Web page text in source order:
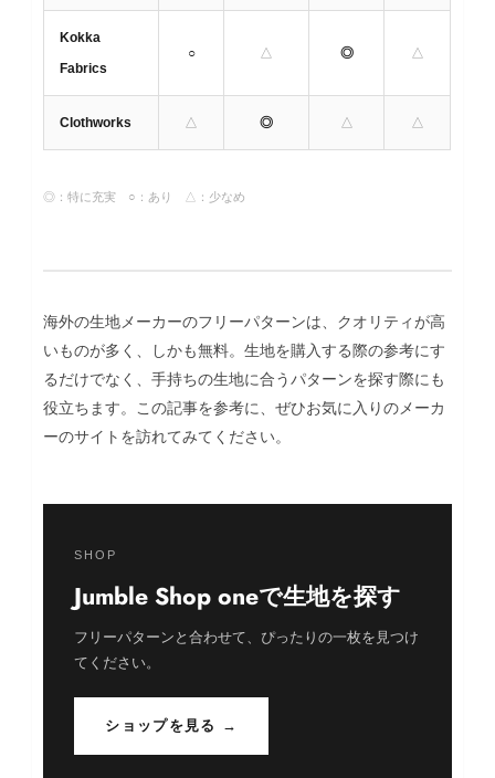
Kokka
Fabrics
○ △ ◎ △
Clothworks △ ◎ △ △
◎：特に充実 ○：あり △：少なめ
海外の生地メーカーのフリーパターンは、クオリティが高
いものが多く、しかも無料。生地を購入する際の参考にす
るだけでなく、手持ちの生地に合うパターンを探す際にも
役立ちます。この記事を参考に、ぜひお気に入りのメーカ
ーのサイトを訪れてみてください。
SHOP
Jumble Shop oneで生地を探す
フリーパターンと合わせて、ぴったりの一枚を見つけ
てください。
ショップを見る →